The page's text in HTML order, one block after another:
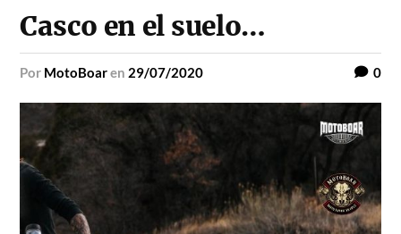
Casco en el suelo…
por MotoBoaren 29/07/2020 0